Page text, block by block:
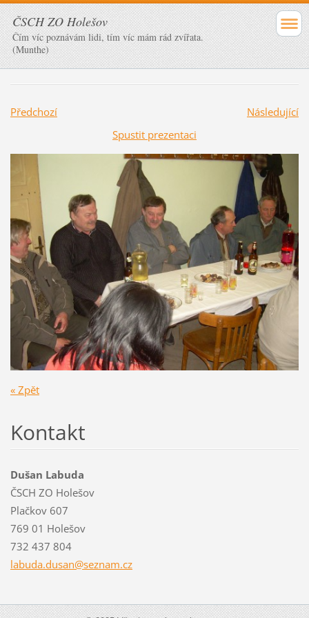
ČSCH ZO Holešov
Čím víc poznávám lidi, tím víc mám rád zvířata.
(Munthe)
Předchozí
Následující
Spustit prezentaci
« Zpět
Kontakt
Dušan Labuda
ČSCH ZO Holešov
Plačkov 607
769 01 Holešov
732 437 804
labuda.dusan@seznam.cz